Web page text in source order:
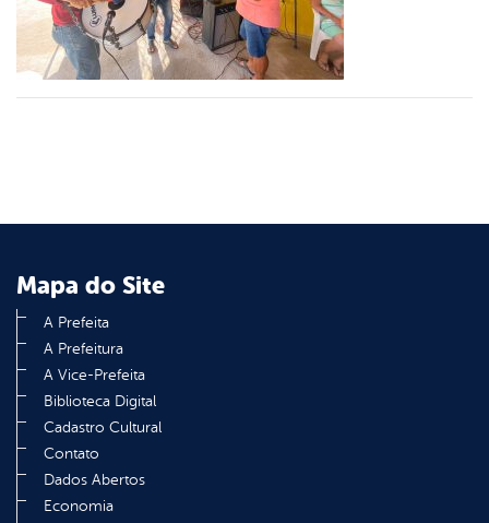
Mapa do Site
A Prefeita
A Prefeitura
A Vice-Prefeita
Biblioteca Digital
Cadastro Cultural
Contato
Dados Abertos
Economia